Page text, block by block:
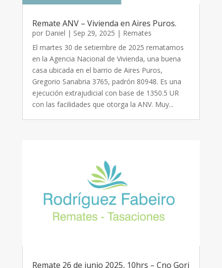
Remate ANV – Vivienda en Aires Puros.
por Daniel | Sep 29, 2025 | Remates
El martes 30 de setiembre de 2025 rematamos
en la Agencia Nacional de Vivienda, una buena
casa ubicada en el barrio de Aires Puros,
Gregorio Sanabria 3765, padrón 80948. Es una
ejecución extrajudicial con base de 1350.5 UR
con las facilidades que otorga la ANV. Muy...
Remate 26 de junio 2025, 10hrs – Cno Gori